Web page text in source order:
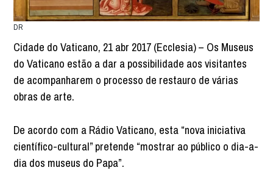
DR
Cidade do Vaticano, 21 abr 2017 (Ecclesia) – Os Museus
do Vaticano estão a dar a possibilidade aos visitantes
de acompanharem o processo de restauro de várias
obras de arte.
De acordo com a Rádio Vaticano, esta “nova iniciativa
científico-cultural” pretende “mostrar ao público o dia-a-
dia dos museus do Papa”.